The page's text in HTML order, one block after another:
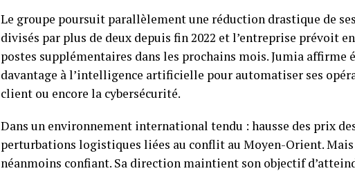
Le groupe poursuit parallèlement une réduction drastique de
divisés par plus de deux depuis fin 2022 et l’entreprise prévoit
postes supplémentaires dans les prochains mois. Jumia affirme
davantage à l’intelligence artificielle pour automatiser ses
client ou encore la cybersécurité.
Dans un environnement international tendu : hausse des prix
perturbations logistiques liées au conflit au Moyen-Orient.
néanmoins confiant. Sa direction maintient son objectif